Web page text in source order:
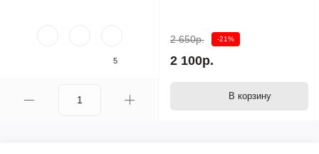
5
2 650р. -21%
2 100р.
В корзину